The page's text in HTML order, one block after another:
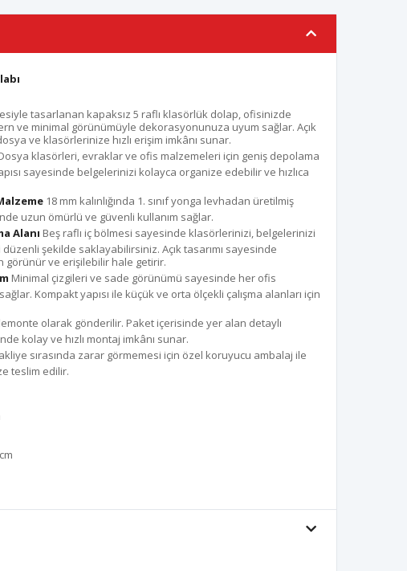
tasarlanan kapaksız 5 raflı klasörlük dolap, ofisinizde
ve minimal görünümüyle dekorasyonunuza uyum sağlar. Açık
ve klasörlerinize hızlı erişim imkânı sunar.
klasörleri, evraklar ve ofis malzemeleri için geniş depolama
sayesinde belgelerinizi kolayca organize edebilir ve hızlıca
18 mm kalınlığında 1. sınıf yonga levhadan üretilmiş
uzun ömürlü ve güvenli kullanım sağlar.
Alanı Beş raflı iç bölmesi sayesinde klasörlerinizi, belgelerinizi
şekilde saklayabilirsiniz. Açık tasarımı sayesinde
görünür ve erişilebilir hale getirir.
Minimal çizgileri ve sade görünümü sayesinde her ofis
Kompakt yapısı ile küçük ve orta ölçekli çalışma alanları için
olarak gönderilir. Paket içerisinde yer alan detaylı
kolay ve hızlı montaj imkânı sunar.
sırasında zarar görmemesi için özel koruyucu ambalaj ile
teslim edilir.